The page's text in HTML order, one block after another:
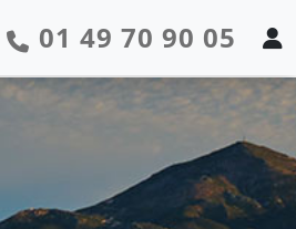
01 49 70 90 05